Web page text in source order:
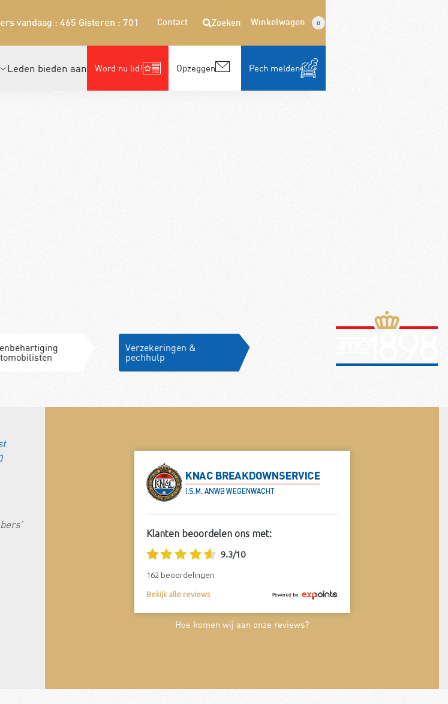
vandaag : 465 Gisteren : 701 Contact Zoeken Winkelwagen 0
Leden bieden aan Word nu lid! Opzeggen Pech melden
Verzekeringen &
pechhulp
van de automobilist, niet alleen van klassieke auto’s”
Henk Visscher
verkocht hij zijn 8 dealervestigingen (voornamelijk
Peugeot en Citroën) en opende een jaar later het
Visscher Classique automuseum in Buren.
KNAC-lid sinds 2021
Klanten beoordelen ons met:
9.3/10
162 beoordelingen
Bekijk alle reviews
Hoe komen wij aan onze reviews?